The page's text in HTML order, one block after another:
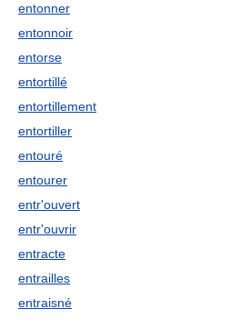
entonner
entonnoir
entorse
entortillé
entortillement
entortiller
entouré
entourer
entr'ouvert
entr'ouvrir
entracte
entrailles
entraisné